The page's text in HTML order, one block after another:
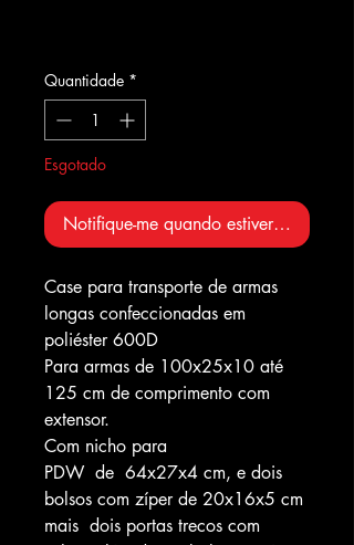
Quantidade *
Esgotado
Notifique-me quando estiver disponível
Case para transporte de armas
longas confeccionadas em
poliéster 600D
Para armas de 100x25x10 até
125 cm de comprimento com
extensor.
Com nicho para
PDW de 64x27x4 cm, e dois
bolsos com zíper de 20x16x5 cm
mais dois portas trecos com